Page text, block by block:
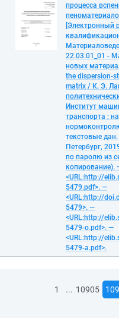
процесса
[Электронный
22.03.01_01 -
новых
the dispersion-
matrix / К. Э.
Институт
транспорта ;
текстовые
Петербург,
по паролю из
копирование).
<URL:http://
5479.pdf>. —
<URL:http://
5479>. —
<URL:http://
5479-o.pdf>. —
<URL:http://
5479-a.pdf>.
1 ... 10905